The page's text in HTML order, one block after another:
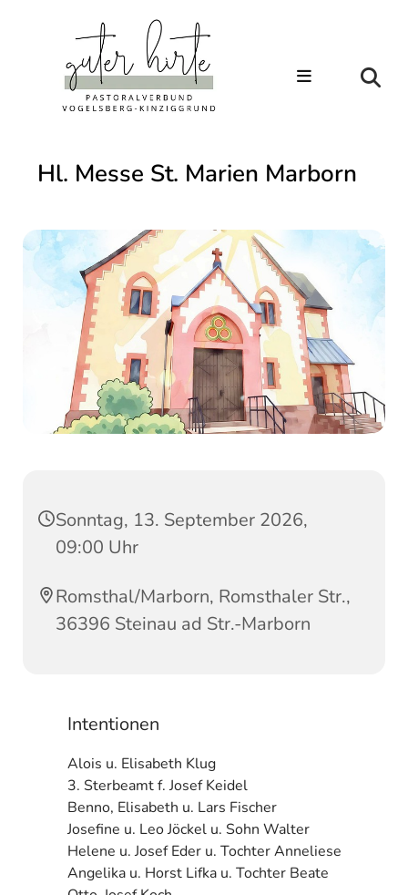
Hl. Messe St. Marien Marborn
Sonntag, 13. September 2026,
09:00 Uhr
Romsthal/Marborn, Romsthaler Str.,
36396 Steinau ad Str.-Marborn
Intentionen
Alois u. Elisabeth Klug
3. Sterbeamt f. Josef Keidel
Benno, Elisabeth u. Lars Fischer
Josefine u. Leo Jöckel u. Sohn Walter
Helene u. Josef Eder u. Tochter Anneliese
Angelika u. Horst Lifka u. Tochter Beate